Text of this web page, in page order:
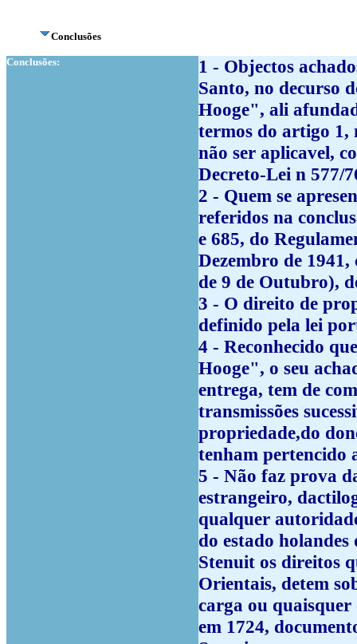
Conclusões
Conclusões:
1 - Objectos
Santo, no decurso
Hooge", ali
termos do artigo 1,
não ser aplicavel,
Decreto-Lei n 577/
2 - Quem se
referidos na
e 685, do
Dezembro de
de 9 de Outubro),
3 - O direito de
definido pela lei
4 - Reconhecido
Hooge", o seu
entrega, tem de
transmissões
propriedade,do
tenham pertencido
5 - Não faz prova
estrangeiro,
qualquer
do estado
Stenuit os direitos
Orientais, detem
carga ou
em 1724,